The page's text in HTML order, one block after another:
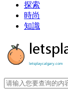
探索
時尚
知識